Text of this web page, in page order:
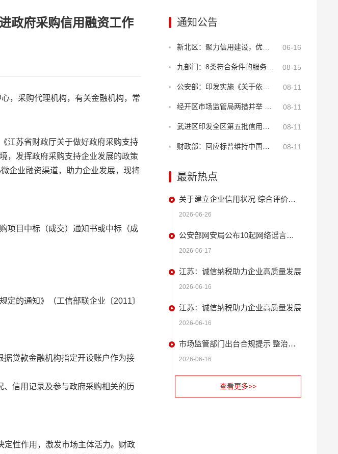
政府采购信用融资工作
，采购代理机构，有关金融机构，常
江苏省财政厅关于做好政府采购支持
，发挥政府采购支持企业发展的政策
企业融资渠道，助力企业发展，现将
项目中标（成交）通知书或中标（成
定的通知》（工信部联企业〔2011〕
贷款金融机构指定开设账户作为接
信用记录及参与政府采购相关的历
定性作用，激发市场主体活力。财政
通知公告
06-16
08-15
08-11
08-11
08-11
08-11
最新热点
关于建立企业信用状况 综合评价体系的实施方案
2026-06-26
公安部网安局公布10起网络谣言违法犯罪 典型案例
2026-06-17
江苏：诚信纳税助力企业高质量发展
2026-06-16
江苏：诚信纳税助力企业高质量发展
2026-06-16
市场监管部门出台合规提示 整治扫码缴费广告问题
2026-06-16
查看更多>>